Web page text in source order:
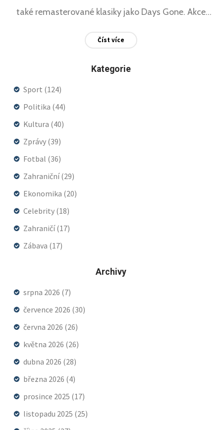
také remasterované klasiky jako Days Gone. Akce
vědeckofantastické příběhy.
Číst více
Kategorie
Sport (124)
Politika (44)
Kultura (40)
Zprávy (39)
Fotbal (36)
Zahraniční(29)
Ekonomika (20)
Celebrity (18)
Zahraničí(17)
Zábava (17)
Archivy
srpna 2026 (7)
července 2026 (30)
června 2026 (26)
května 2026 (26)
dubna 2026 (28)
března 2026 (4)
prosince 2025 (17)
listopadu 2025 (25)